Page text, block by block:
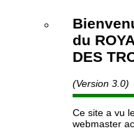
du
DES
(Version 3.0)
Ce site a vu
webmaster